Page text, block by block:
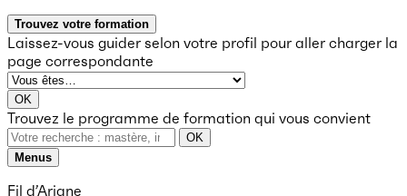
Trouvez votre formation
Laissez-vous guider selon votre profil pour aller charger la
page correspondante
OK
Trouvez le programme de formation qui vous convient
OK
Menus
Fil d’Ariane